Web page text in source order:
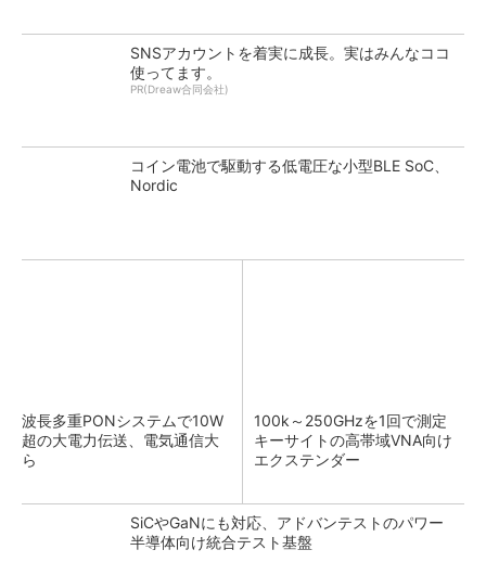
SNSアカウントを着実に成長。実はみんなココ
使ってます。
PR(Dreaw合同会社)
コイン電池で駆動する低電圧な小型BLE SoC、
Nordic
波長多重PONシステムで10W
超の大電力伝送、電気通信大
ら
100k～250GHzを1回で測定
キーサイトの高帯域VNA向け
エクステンダー
SiCやGaNにも対応、アドバンテストのパワー
半導体向け統合テスト基盤